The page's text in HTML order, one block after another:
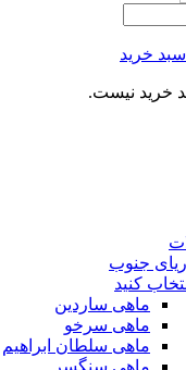
خرید
خرید نیست.
جنوب
کنید
ماهی ساردین
ماهی سرخو
ماهی سلطان ابراهیم
ماهی سنگسر